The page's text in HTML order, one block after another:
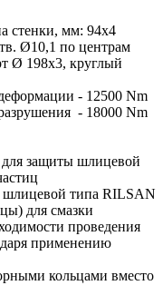
стенки, мм: 94х4
Ø10,1 по центрам
Ø 198х3, круглый
- 12500 Nm
- 18000 Nm
для защиты шлицевой
шлицевой типа RILSAN
для смазки
проведения
применению
кольцами вместо